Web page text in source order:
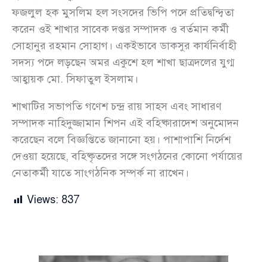
ফজলুল হক মুসলিম হল সংসদের ভিপি পদে প্রতিদ্বন্দ্বিতা
করেন ওই শাখার সাবেক দপ্তর সম্পাদক ও বর্তমান কর্মী
সোহানুর রহমান সোহাগ। একইভাবে ডাকসুর কার্যনির্বাহী
সদস্য পদে লড়ছেন অমর একুশে হল শাখা ছাত্রদলের যুগ্ম
আহ্বায়ক মো. সিফাতুল ইসলাম।
শাখাটির সভাপতি গণেশ চন্দ্র রায় সাহস এবং সাধারণ
সম্পাদক নাহিদুজ্জামান শিপন এই বহিষ্কারাদেশ অনুমোদন
করেছেন বলে বিজ্ঞপ্তিতে জানানো হয়। পাশাপাশি নির্দেশ
দেওয়া হয়েছে, বহিষ্কৃতদের সঙ্গে সংগঠনের কোনো পর্যায়ের
নেতাকর্মী যাতে সাংগঠনিক সম্পর্ক না রাখেন।
Views: 837